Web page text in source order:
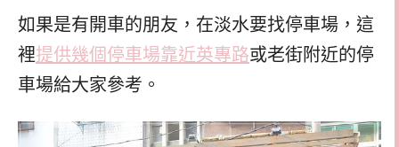
如果是有開車的朋友，在淡水要找停車場，這
裡提供幾個停車場靠近英專路或老街附近的停
車場給大家參考。